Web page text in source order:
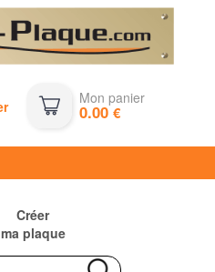
Mon panier
0.00€
Créer
ma plaque